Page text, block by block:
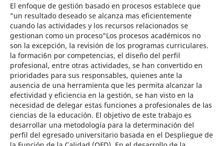
El enfoque de gestión basado en procesos establece que
"un resultado deseado se alcanza mas eficientemente
cuando las actividades y los recursos relacionados se
gestionan como un proceso"Los procesos académicos no
son la excepción, la revisión de los programas curriculares.
la formaci6n por competencias, el diseño del perfil
profesional, entre otras actividades, se han convertido en
prioridades para sus responsables, quienes ante la
ausencia de una herramienta que les permita alcanzar la
efectividad y eficiencia en la gestión, se han visto en la
necesidad de delegar estas funciones a profesionales de las
ciencias de la educación. El objetivo de este trabajo es
desarrollar una metodología para la determinación del
perfil del egresado universitario basada en el Despliegue de